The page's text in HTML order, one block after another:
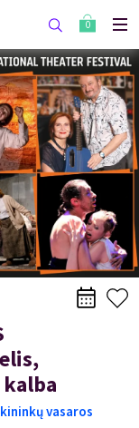
0
kalba
vasaros